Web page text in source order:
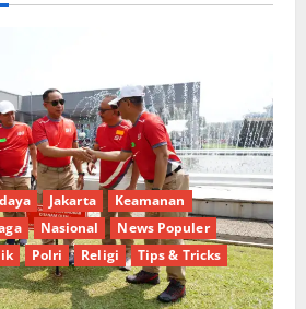
Jakarta
Keamanan
Nasional
News Populer
Polri Religi
Tips & Tricks